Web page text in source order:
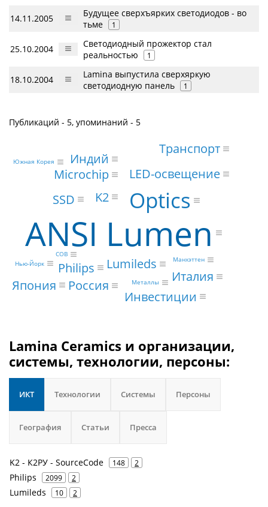
14.11.2005
Будущее сверхъярких светодиодов - во
тьме
1
25.10.2004
Светодиодный прожектор стал
реальностью
1
18.10.2004
Lamina выпустила сверхяркую
светодиодную панель
1
Публикаций - 5, упоминаний - 5
ANSI Lumen
Optics
K2
Philips Lumileds
LED-освещение
Microchip
SSD
Италия
Япония Россия
Инвестиции
Транспорт
Индий
COB
Манхэттен
Нью-Йорк
Южная Корея
Металлы
Lamina Ceramics и организации,
системы, технологии, персоны:
ИКТ Технологии Системы Персоны
География Статьи Пресса
K2 - К2РУ - SourceCode 148 2
Philips 2099 2
Lumileds 10 2